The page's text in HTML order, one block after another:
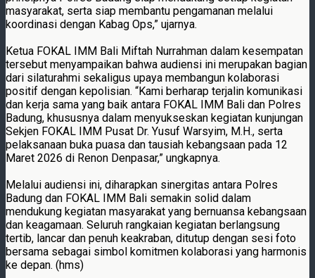
masyarakat, serta siap membantu pengamanan melalui
koordinasi dengan Kabag Ops,” ujarnya.
Ketua FOKAL IMM Bali Miftah Nurrahman dalam kesempatan
tersebut menyampaikan bahwa audiensi ini merupakan bagian
dari silaturahmi sekaligus upaya membangun kolaborasi
positif dengan kepolisian. “Kami berharap terjalin komunikasi
dan kerja sama yang baik antara FOKAL IMM Bali dan Polres
Badung, khususnya dalam menyukseskan kegiatan kunjungan
Sekjen FOKAL IMM Pusat Dr. Yusuf Warsyim, M.H., serta
pelaksanaan buka puasa dan tausiah kebangsaan pada 12
Maret 2026 di Renon Denpasar,” ungkapnya.
Melalui audiensi ini, diharapkan sinergitas antara Polres
Badung dan FOKAL IMM Bali semakin solid dalam
mendukung kegiatan masyarakat yang bernuansa kebangsaan
dan keagamaan. Seluruh rangkaian kegiatan berlangsung
tertib, lancar dan penuh keakraban, ditutup dengan sesi foto
bersama sebagai simbol komitmen kolaborasi yang harmonis
ke depan. (hms)